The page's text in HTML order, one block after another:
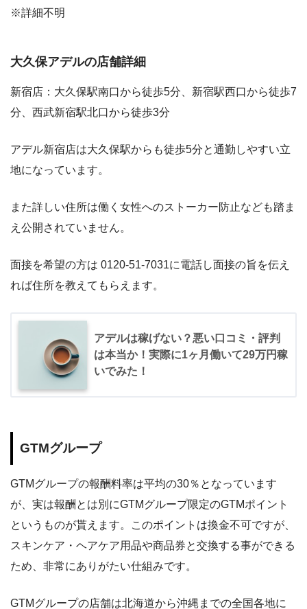
※詳細不明
大久保アデルの店舗詳細
新宿店：大久保駅南口から徒歩5分、新宿駅西口から徒歩7
分、西武新宿駅北口から徒歩3分
アデル新宿店は大久保駅からも徒歩5分と通勤しやすい立
地になっています。
また詳しい住所は働く女性へのストーカー防止なども踏ま
え公開されていません。
面接を希望の方は 0120-51-7031に電話し面接の旨を伝え
れば住所を教えてもらえます。
アデルは稼げない？悪い口コミ・評判
は本当か！実際に1ヶ月働いて29万円稼
いでみた！
GTMグループ
GTMグループの報酬料率は平均の30％となっています
が、実は報酬とは別にGTMグループ限定のGTMポイント
というものが貰えます。このポイントは換金不可ですが、
スキンケア・ヘアケア用品や商品券と交換する事ができる
ため、非常にありがたい仕組みです。
GTMグループの店舗は北海道から沖縄までの全国各地に